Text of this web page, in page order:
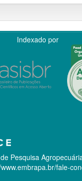
Indexado por
Pesquisa
fale-